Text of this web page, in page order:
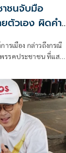
ชนจับมือ
ตัวเอง ผิดคำ
ารเมือง กล่าวถึงกรณี
รคประชาชน ที่แสดง
งพูดคุยกับพรรค